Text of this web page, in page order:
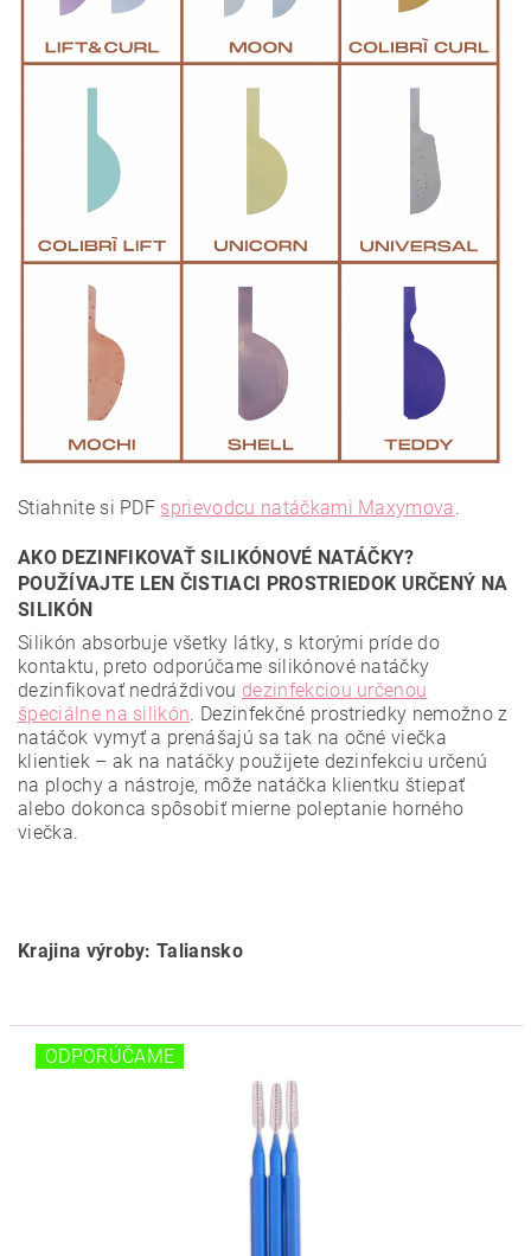
Stiahnite si PDF sprievodcu natáčkami Maxymova.
AKO DEZINFIKOVAŤ SILIKÓNOVÉ NATÁČKY?
POUŽÍVAJTE LEN ČISTIACI PROSTRIEDOK URČENÝ NA
SILIKÓN
Silikón absorbuje všetky látky, s ktorými príde do
kontaktu, preto odporúčame silikónové natáčky
dezinfikovať nedráždivou dezinfekciou určenou
špeciálne na silikón. Dezinfekčné prostriedky nemožno z
natáčok vymyť a prenášajú sa tak na očné viečka
klientiek – ak na natáčky použijete dezinfekciu určenú
na plochy a nástroje, môže natáčka klientku štiepať
alebo dokonca spôsobiť mierne poleptanie horného
viečka.
Krajina výroby: Taliansko
ODPORÚČAME